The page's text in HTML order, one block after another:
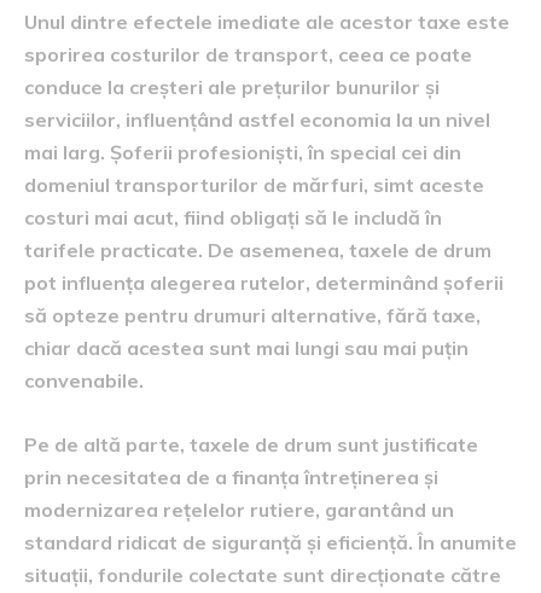
Unul dintre efectele imediate ale acestor taxe este
sporirea costurilor de transport, ceea ce poate
conduce la creșteri ale prețurilor bunurilor și
serviciilor, influențând astfel economia la un nivel
mai larg. Șoferii profesioniști, în special cei din
domeniul transporturilor de mărfuri, simt aceste
costuri mai acut, fiind obligați să le includă în
tarifele practicate. De asemenea, taxele de drum
pot influența alegerea rutelor, determinând șoferii
să opteze pentru drumuri alternative, fără taxe,
chiar dacă acestea sunt mai lungi sau mai puțin
convenabile.
Pe de altă parte, taxele de drum sunt justificate
prin necesitatea de a finanța întreținerea și
modernizarea rețelelor rutiere, garantând un
standard ridicat de siguranță și eficiență. În anumite
situații, fondurile colectate sunt direcționate către